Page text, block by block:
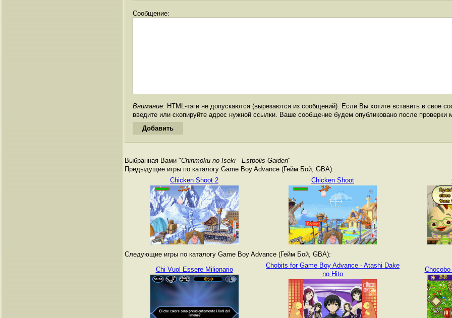
Сообщение:
Внимание: HTML-тэги не допускаются (вырезаются из сообщений). Если Вы хотите вставить в свое
введите или скопируйте адрес нужной ссылки. Ваше сообщение будем опубликовано после проверки
Выбранная Вами "Chinmoku no Iseki - Estpolis Gaiden"
Предыдущие игры по каталогу Game Boy Advance (Гейм Бой, GBA):
Chicken Shoot 2
Chicken Shoot
Следующие игры по каталогу Game Boy Advance (Гейм Бой, GBA):
Chi Vuol Essere Milionario
Chobits for Game Boy Advance - Atashi Dake
no Hito